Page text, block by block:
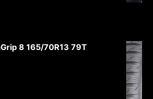
8 165/70R13 79T